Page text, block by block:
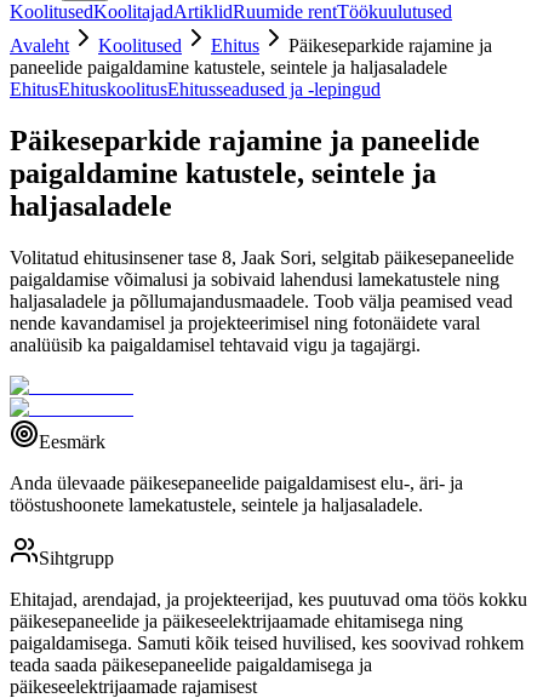
KoolitusedKoolitajadArtiklidRuumide rentTöökuulutused
Avaleht
Koolitused Ehitus
Päikeseparkide rajamine ja
paneelide paigaldamine katustele, seintele ja haljasaladele
EhitusEhituskoolitusEhitusseadused ja -lepingud
Päikeseparkide rajamine ja paneelide
paigaldamine katustele, seintele ja
haljasaladele
Volitatud ehitusinsener tase 8, Jaak Sori, selgitab päikesepaneelide
paigaldamise võimalusi ja sobivaid lahendusi lamekatustele ning
haljasaladele ja põllumajandusmaadele. Toob välja peamised vead
nende kavandamisel ja projekteerimisel ning fotonäidete varal
analüüsib ka paigaldamisel tehtavaid vigu ja tagajärgi.
Eesmärk
Anda ülevaade päikesepaneelide paigaldamisest elu-, äri- ja
tööstushoonete lamekatustele, seintele ja haljasaladele.
Sihtgrupp
Ehitajad, arendajad, ja projekteerijad, kes puutuvad oma töös kokku
päikesepaneelide ja päikeseelektrijaamade ehitamisega ning
paigaldamisega. Samuti kõik teised huvilised, kes soovivad rohkem
teada saada päikesepaneelide paigaldamisega ja
päikeseelektrijaamade rajamisest